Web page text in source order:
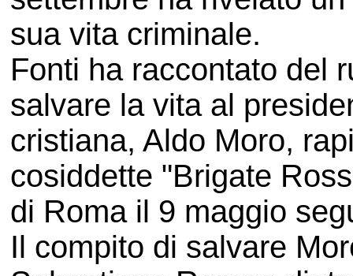
sua vita criminale.
Fonti ha raccontato del
salvare la vita al
cristiana, Aldo Moro,
cosiddette "Brigate
di Roma il 9 maggio
Il compito di salvare